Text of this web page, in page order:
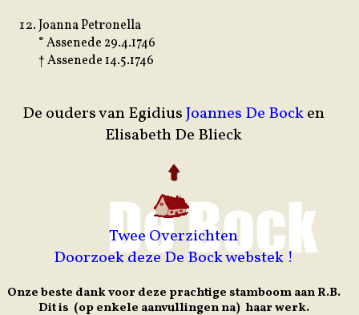
Joanna Petronella
° Assenede 29.4.1746
† Assenede 14.5.1746
De ouders van EgidiusJoannes De Bocken
Elisabeth De Blieck
Twee Overzichten
Doorzoek deze De Bock webstek !
Onze beste dank voor deze prachtige stamboom aan R.B.
Dit is (op enkele aanvullingen na) haar werk.